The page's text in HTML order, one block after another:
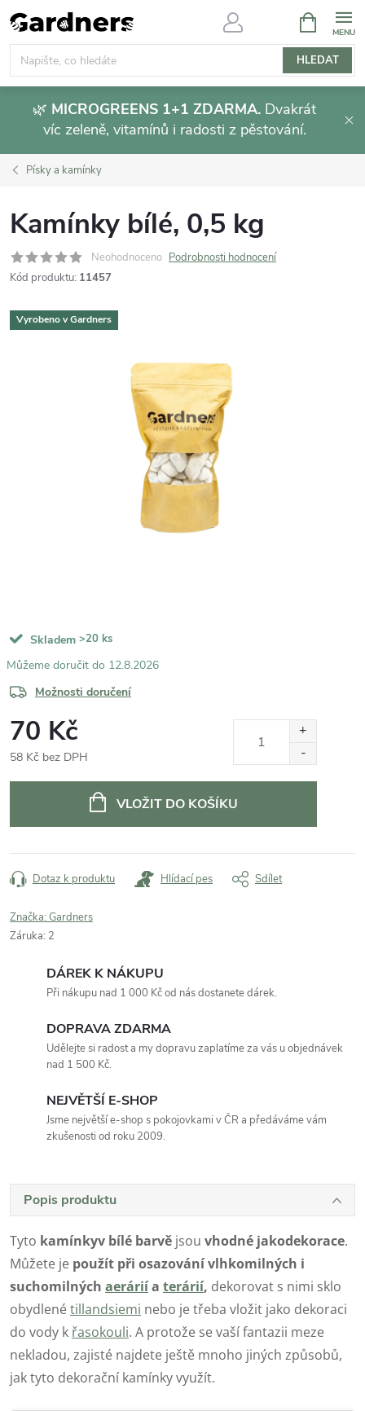
Přejít
na
obsah
HLEDAT
NÁKUPNÍ
KOŠÍK
🌿 MICROGREENS 1+1 ZDARMA. Dvakrát
víc zeleně, vitamínů i radosti z pěstování.
Písky a kamínky
Kamínky bílé, 0,5 kg
Neohodnoceno Podrobnosti hodnocení
Kód produktu: 11457
Vyrobeno v Gardners
Skladem >20 ks
12.8.2026
Možnosti doručení
70 Kč
58 Kč bez DPH
VLOŽIT DO KOŠÍKU
Dotaz k produktu Hlídací pes Sdílet
Značka: Gardners
Záruka: 2
DÁREK K NÁKUPU
Při nákupu nad 1 000 Kč od nás dostanete dárek.
DOPRAVA ZDARMA
Udělejte si radost a my dopravu zaplatíme za vás u objednávek
nad 1 500 Kč.
NEJVĚTŠÍ E-SHOP
Jsme největší e-shop s pokojovkami v ČR a předáváme vám
zkušenosti od roku 2009.
Popis produktu
Tyto kamínkyv bílé barvě jsou vhodné jakodekorace.
Můžete je použít při osazování vlhkomilných i
suchomilných aeráriía terárií, dekorovat s nimi sklo
obydlenétillandsiemi nebo je třeba vložit jako dekoraci
do vody k řasokouli. A protože se vaší fantazii meze
nekladou, zajisté najdete ještě mnoho jiných způsobů,
jak tyto dekorační kamínky využít.